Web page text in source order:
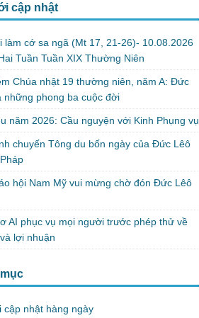
cập nhật
làm cớ sa ngã (Mt 17, 21-26)- 10.08.2026
Tuần Tuần XIX Thường Niên
Chúa nhật 19 thường niên, năm A: Đức
những phong ba cuộc đời
năm 2026: Cầu nguyện với Kinh Phụng vụ
chuyến Tông du bốn ngày của Đức Lêô
hội Nam Mỹ vui mừng chờ đón Đức Lêô
AI phục vụ mọi người trước phép thử về
lợi nhuận
cập nhật hàng ngày